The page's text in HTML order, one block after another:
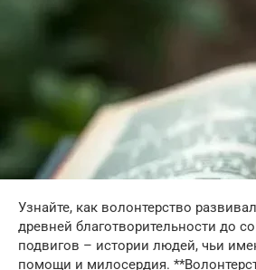
Узнайте, как волонтерство
древней благотворительности до
подвигов – истории людей, чьи
помощи и милосердия.